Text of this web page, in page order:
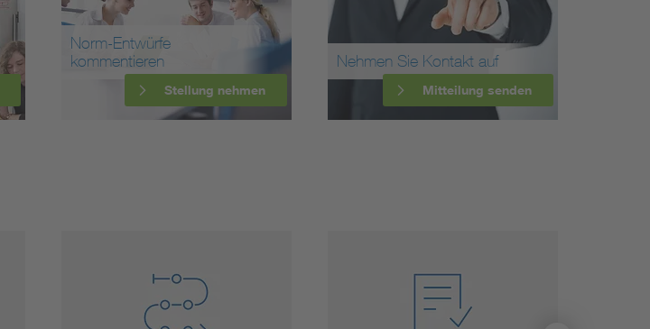
Norm-Entwürfe
kommentieren
Stellung nehmen
Nehmen Sie Kontakt auf
Mitteilung senden